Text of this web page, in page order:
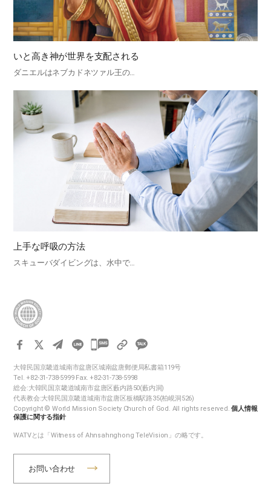
いと高き神が世界を支配される
ダニエルはネブカドネツァル王の…
上手な呼吸の方法
スキューバダイビングは、水中で…
카
오
톡
공
하
大韓民国京畿道城南市盆唐区城南盆唐郵便局私書箱119号
Tel. +82-31-738-5999 Fax. +82-31-738-5998
総会:大韓民国京畿道城南市盆唐区藪内路50(藪内洞)
代表教会:大韓民国京畿道城南市盆唐区板橋駅路35(柏峴洞526)
Copyright © World Mission Society Church of God. All rights reserved.個人情報
保護に関する指針
WATVとは「Witness of Ahnsahnghong TeleVision」の略です。
お問い合わせ